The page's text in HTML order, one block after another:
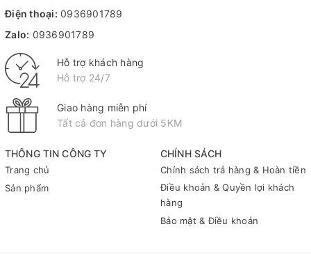
THÔNG TIN CÔNG TY
Trang chủ
Sản phẩm
CHÍNH SÁCH
Chính sách trả hàng & Hoàn tiền
Điều khoản & Quyền lợi khách
hàng
Bảo mật & Điều khoản
Điện thoại: 0936901789
Zalo: 0936901789
Hỗ trợ khách hàng
Hỗ trợ 24/7
Giao hàng miễn phí
Tất cả đơn hàng dưới 5KM